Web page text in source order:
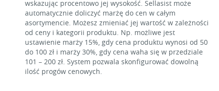
wskazując procentowo jej wysokość. Sellasist może
automatycznie doliczyć marżę do cen w całym
asortymencie. Możesz zmieniać jej wartość w zależności
od ceny i kategorii produktu. Np. możliwe jest
ustawienie marży 15%, gdy cena produktu wynosi od 50
do 100 zł i marży 30%, gdy cena waha się w przedziale
101 – 200 zł. System pozwala skonfigurować dowolną
ilość progów cenowych.